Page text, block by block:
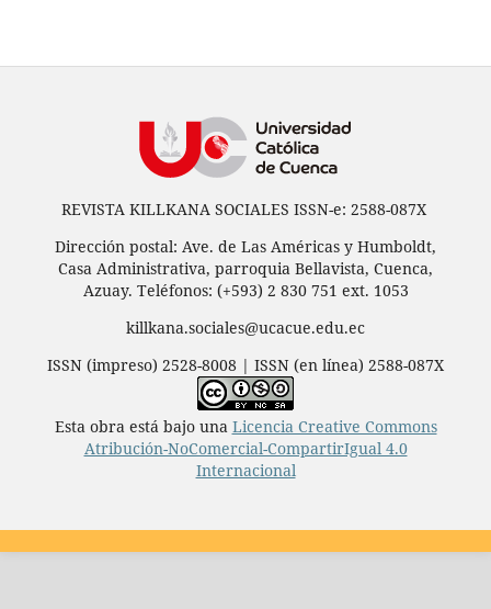
REVISTA KILLKANA SOCIALES ISSN-e: 2588-087X
Dirección postal: Ave. de Las Américas y Humboldt,
Casa Administrativa, parroquia Bellavista, Cuenca,
Azuay. Teléfonos: (+593) 2 830 751 ext. 1053
killkana.sociales@ucacue.edu.ec
ISSN (impreso) 2528-8008 | ISSN (en línea) 2588-087X
Esta obra está bajo una Licencia Creative Commons
Atribución-NoComercial-CompartirIgual 4.0
Internacional